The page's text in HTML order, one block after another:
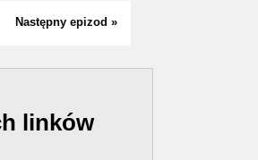
Następny epizod »
linków